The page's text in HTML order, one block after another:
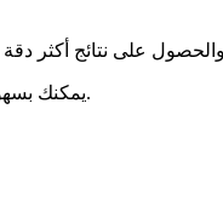
يمكنك بسهولة تصميم رسم إنشائي مناسب وسهل القراءة باستخدام أدوات التحسين الممتازة.